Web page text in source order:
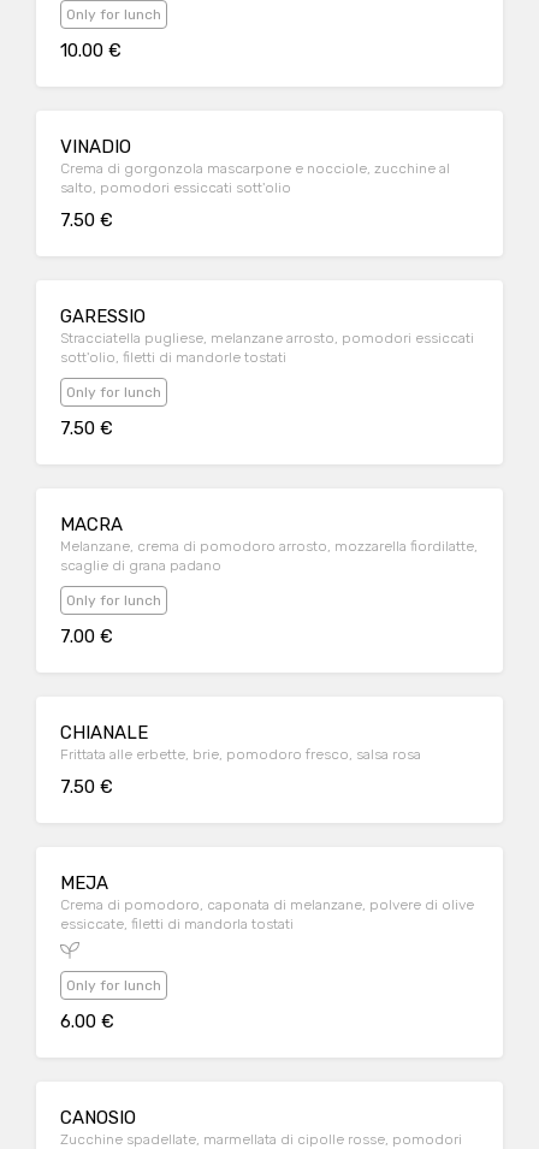
Only for lunch
10.00 €
VINADIO
Crema di gorgonzola mascarpone e nocciole, zucchine al
salto, pomodori essiccati sott'olio
7.50 €
GARESSIO
Stracciatella pugliese, melanzane arrosto, pomodori essiccati
sott'olio, filetti di mandorle tostati
Only for lunch
7.50 €
MACRA
Melanzane, crema di pomodoro arrosto, mozzarella fiordilatte,
scaglie di grana padano
Only for lunch
7.00 €
CHIANALE
Frittata alle erbette, brie, pomodoro fresco, salsa rosa
7.50 €
MEJA
Crema di pomodoro, caponata di melanzane, polvere di olive
essiccate, filetti di mandorla tostati
Only for lunch
6.00 €
CANOSIO
Zucchine spadellate, marmellata di cipolle rosse, pomodori